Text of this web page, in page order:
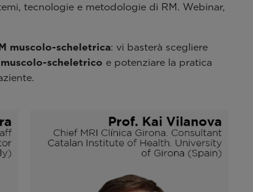
tecnologie e metodologie di RM. Webinar,
muscolo-scheletrica: vi basterà scegliere
scheletrico e potenziare la pratica